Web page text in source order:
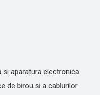
si aparatura electronica
de birou si a cablurilor